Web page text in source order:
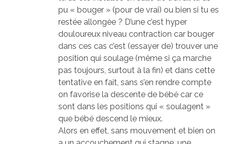
pu « bouger » (pour de vrai) ou bien si tu es
restée allongée ? D’une c’est hyper
douloureux niveau contraction car bouger
dans ces cas c’est (essayer de) trouver une
position qui soulage (même si ça marche
pas toujours, surtout à la fin) et dans cette
tentative en fait, sans s’en rendre compte
on favorise la descente de bébé car ce
sont dans les positions qui « soulagent »
que bébé descend le mieux.
Alors en effet, sans mouvement et bien on